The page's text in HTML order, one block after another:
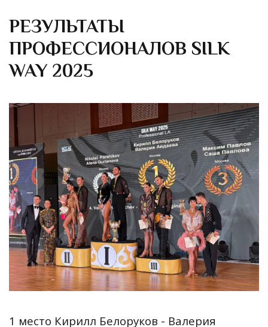
РЕЗУЛЬТАТЫ
ПРОФЕССИОНАЛОВ SILK
WAY 2025
1 место Кирилл Белоруков - Валерия